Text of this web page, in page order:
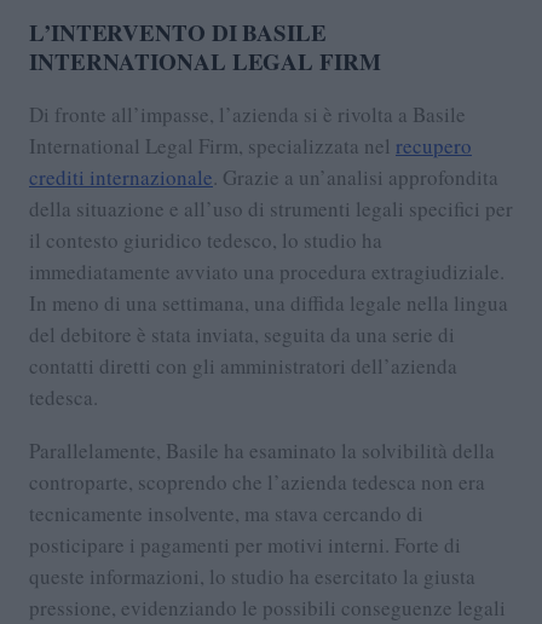
L’INTERVENTO DI BASILE
INTERNATIONAL LEGAL FIRM
Di fronte all’impasse, l’azienda si è rivolta a Basile
International Legal Firm, specializzata nel recupero
crediti internazionale. Grazie a un’analisi approfondita
della situazione e all’uso di strumenti legali specifici per
il contesto giuridico tedesco, lo studio ha
immediatamente avviato una procedura extragiudiziale.
In meno di una settimana, una diffida legale nella lingua
del debitore è stata inviata, seguita da una serie di
contatti diretti con gli amministratori dell’azienda
tedesca.
Parallelamente, Basile ha esaminato la solvibilità della
controparte, scoprendo che l’azienda tedesca non era
tecnicamente insolvente, ma stava cercando di
posticipare i pagamenti per motivi interni. Forte di
queste informazioni, lo studio ha esercitato la giusta
pressione, evidenziando le possibili conseguenze legali